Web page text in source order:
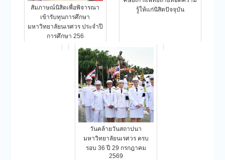
สัมภาษณ์นิสิตเพื่อพิจารณา
เข้ารับทุนการศึกษา
มหาวิทยาลัยนเรศวร ประจำปี
การศึกษา 256
รู้ให้แก่นิสิตปัจจุบัน
วันคล้ายวันสถาปนา
มหาวิทยาลัยนเรศวร ครบ
รอบ 36 ปี 29 กรกฎาคม
2569